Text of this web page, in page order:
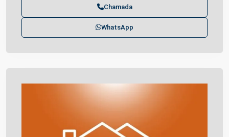
Chamada
WhatsApp